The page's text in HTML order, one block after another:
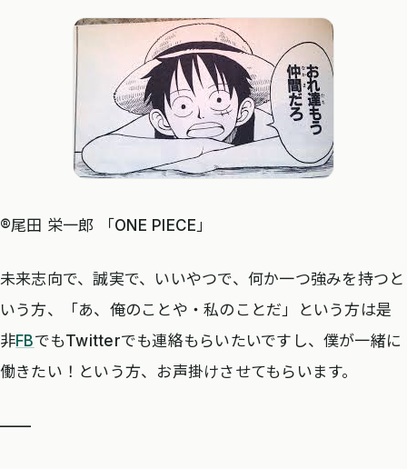
®️尾田 栄一郎 「ONE PIECE」
未来志向で、誠実で、いいやつで、何か一つ強みを持つと
いう方、「あ、俺のことや・私のことだ」という方は是
非FBでもTwitterでも連絡もらいたいですし、僕が一緒に
働きたい！という方、お声掛けさせてもらいます。
——